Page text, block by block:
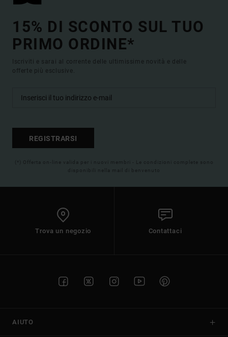
15% DI SCONTO SUL TUO
PRIMO ORDINE*
Iscriviti e sarai al corrente delle ultimissime novità e delle
offerte più esclusive.
REGISTRARSI
(*) Offerta on-line valida per i nuovi membri - Le condizioni complete sono
disponibili nella mail di benvenuto
Trova un negozio Contattaci
AIUTO